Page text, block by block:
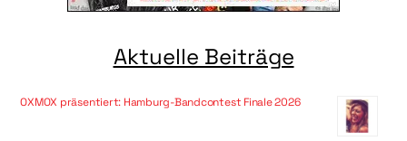
Aktuelle Beiträge
OXMOX präsentiert: Hamburg-Bandcontest Finale 2026